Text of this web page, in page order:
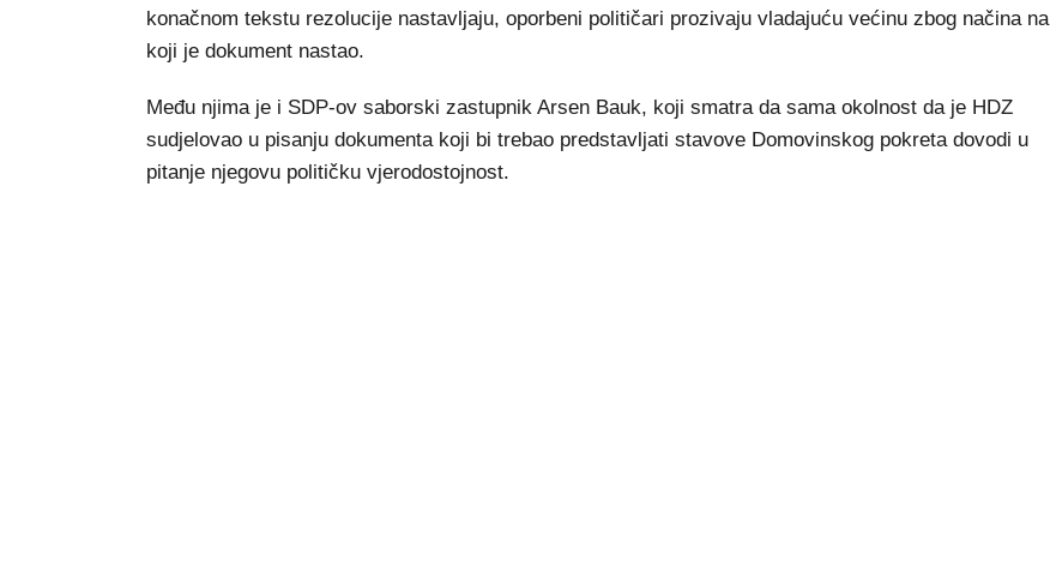
konačnom tekstu rezolucije nastavljaju, oporbeni političari prozivaju vladajuću većinu zbog načina na
koji je dokument nastao.
Među njima je i SDP-ov saborski zastupnik Arsen Bauk, koji smatra da sama okolnost da je HDZ
sudjelovao u pisanju dokumenta koji bi trebao predstavljati stavove Domovinskog pokreta dovodi u
pitanje njegovu političku vjerodostojnost.